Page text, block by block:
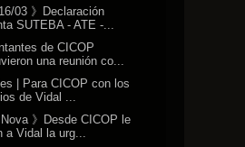
03 》Declaración
SUTEBA - ATE -...
de CICOP
una reunión co...
| Para CICOP con los
de Vidal ...
》Desde CICOP le
a Vidal la urg...